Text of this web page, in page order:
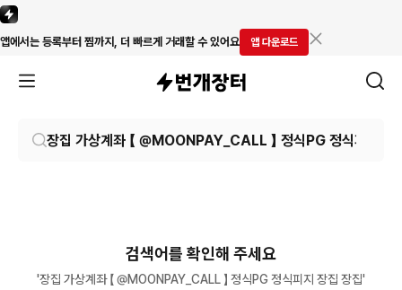
앱에서는 등록부터 찜까지, 더 빠르게 거래할 수 있어요 앱 다운로드
검색어를 확인해 주세요
'장집 가상계좌 【 @MOONPAY_CALL 】 정식PG 정식피지 장집 장집'